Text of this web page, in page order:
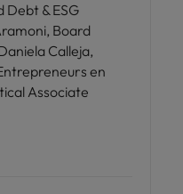
Debt & ESG
Board
Calleja,
en
Associate